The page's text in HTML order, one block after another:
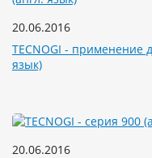
20.06.2016
TECNOGI - применение
язык)
20.06.2016